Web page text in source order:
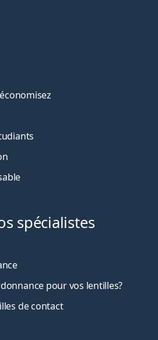
spécialistes
pour vos lentilles?
de contact